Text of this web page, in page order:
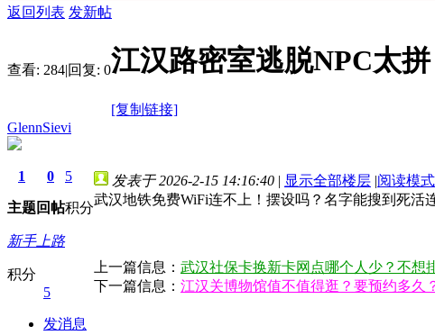
返回列表 发新帖
查看: 284|回复: 0江汉路密室逃脱NPC太
[复制链接]
GlennSievi
1
主题
0
回帖
5
积分
新手上路
积分
5
发消息
发表于 2026-2-15 14:16:40 | 显示全部楼层 |阅读模式
武汉地铁免费WiFi连不上！摆设吗？名字能搜到死活
上一篇信息： 武汉社保卡换新卡网点哪个人少？不想
下一篇信息： 江汉关博物馆值不值得逛？要预约多久